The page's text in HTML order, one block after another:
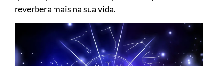
reverbera mais na sua vida.